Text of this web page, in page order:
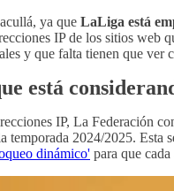
ya que LaLiga está
IP de los sitios web
y que falta tienen que ver
está
IP, La Federación
temporada 2024/2025. Esta
dinámico' para que